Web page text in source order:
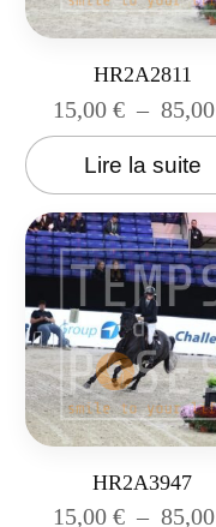
HR2A2811
15,00 € – 85,00
Lire la suite
HR2A3947
15,00 € – 85,00